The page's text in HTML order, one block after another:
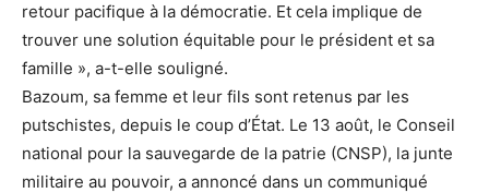
retour pacifique à la démocratie. Et cela implique de
trouver une solution équitable pour le président et sa
famille », a-t-elle souligné.
Bazoum, sa femme et leur fils sont retenus par les
putschistes, depuis le coup d’État. Le 13 août, le Conseil
national pour la sauvegarde de la patrie (CNSP), la junte
militaire au pouvoir, a annoncé dans un communiqué